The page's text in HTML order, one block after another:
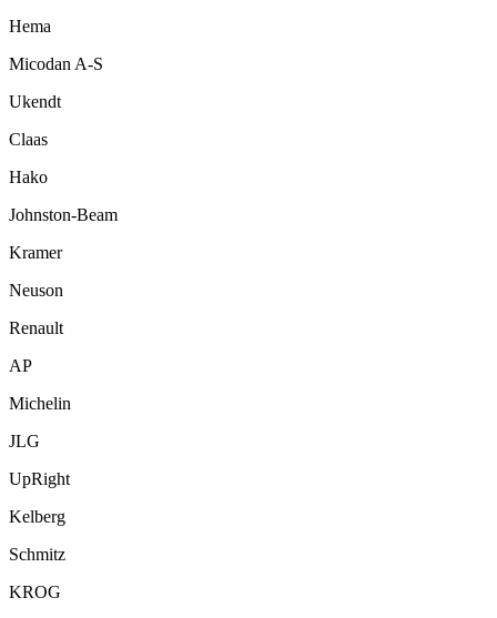
Hema
Micodan A-S
Ukendt
Claas
Hako
Johnston-Beam
Kramer
Neuson
Renault
AP
Michelin
JLG
UpRight
Kelberg
Schmitz
KROG